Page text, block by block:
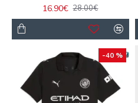
16.90€ 28.00€
-40 %